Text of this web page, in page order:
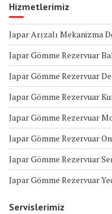
Hizmetlerimiz
Japar Arızalı Mekanizma
Japar Gömme Rezervuar
Japar Gömme Rezervuar
Japar Gömme Rezervuar
Japar Gömme Rezervuar
Japar Gömme Rezervuar
Japar Gömme Rezervuar
Japar Gömme Rezervuar
Servislerimiz